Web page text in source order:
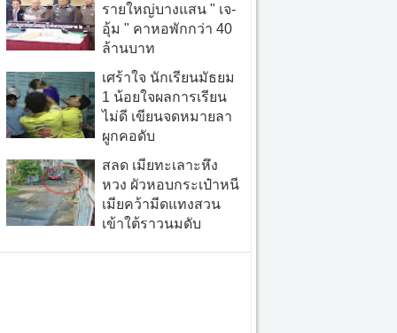
รายใหญ่บางแสน " เจ-
อุ้ม " คาหอพักกว่า 40
ล้านบาท
เศร้าใจ นักเรียนมัธยม
1 น้อยใจผลการเรียน
ไม่ดี เขียนจดหมายลา
ผูกคอดับ
สลด เมียทะเลาะหึง
หวง ผัวหอบกระเป๋าหนี
เมียคว้ามีดแทงสวน
เข้าใต้ราวนมดับ